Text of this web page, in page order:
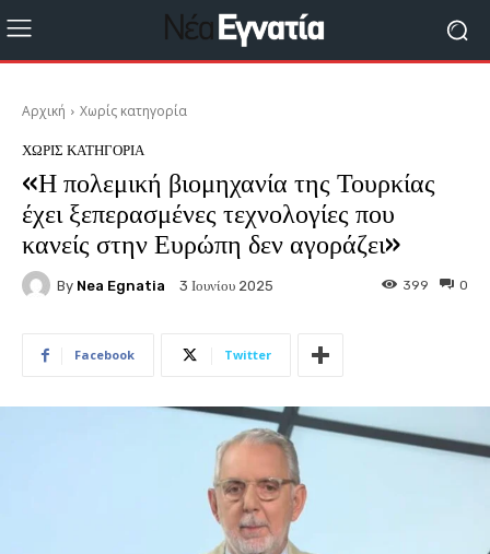
Αρχική Χωρίς κατηγορία
ΧΩΡΊΣ ΚΑΤΗΓΟΡΊΑ
«Η πολεμική βιομηχανία της Τουρκίας
έχει ξεπερασμένες τεχνολογίες που
κανείς στην Ευρώπη δεν αγοράζει»
By Nea Egnatia 3 Ιουνίου 2025 0
399
Facebook Twitter